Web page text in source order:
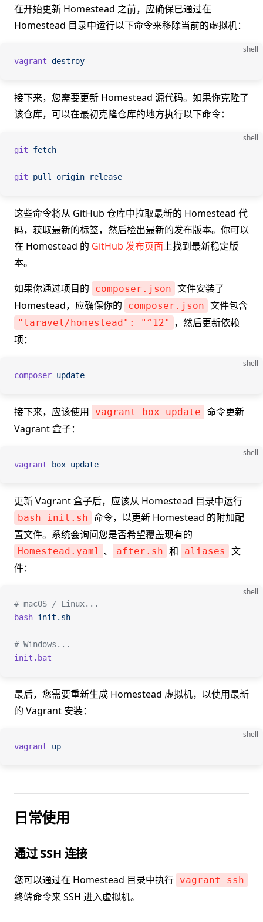
在开始更新 Homestead 之前，应确保已通过在
Homestead 目录中运行以下命令来移除当前的虚拟机：
shell
vagrant destroy
接下来，您需要更新 Homestead 源代码。如果你克隆了
该仓库，可以在最初克隆仓库的地方执行以下命令：
shell
git fetch
git pull origin release
这些命令将从 GitHub 仓库中拉取最新的 Homestead 代
码，获取最新的标签，然后检出最新的发布版本。你可以
在 Homestead 的 GitHub 发布页面上找到最新稳定版
本。
如果你通过项目的
composer.json 文件安装了
Homestead，应确保你的
composer.json 文件包含
"laravel/homestead": "^12" ，然后更新依赖
项：
shell
composer update
接下来，应该使用 vagrant box update 命令更新
Vagrant 盒子：
shell
vagrant box update
更新 Vagrant 盒子后，应该从 Homestead 目录中运行
bash init.sh 命令，以更新 Homestead 的附加配
置文件。系统会询问您是否希望覆盖现有的
Homestead.yaml 、 after.sh 和 aliases
文
件：
shell
# macOS / Linux...
bash init.sh
# Windows...
init.bat
最后，您需要重新生成 Homestead 虚拟机，以使用最新
的 Vagrant 安装：
shell
vagrant up
日常使用
通过 SSH 连接
您可以通过在 Homestead 目录中执行 vagrant ssh
终端命令来 SSH 进入虚拟机。